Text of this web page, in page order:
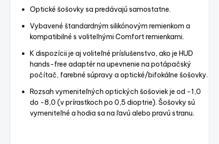
Optické šošovky sa predávajú samostatne.
Vybavené štandardným silikónovým remienkom a
kompatibilné s voliteľnými Comfort remienkami.
K dispozícii je aj voliteľné príslušenstvo, ako je HUD
hands-free adaptér na upevnenie na potápačský
počítač, farebné súpravy a optické/bifokálne šošovky.
Rozsah vymeniteľných optických šošoviek je od -1,0
do -8,0 (v prírastkoch po 0,5 dioptrie). Šošovky sú
vymeniteľné a hodia sa na ľavú alebo pravú stranu.